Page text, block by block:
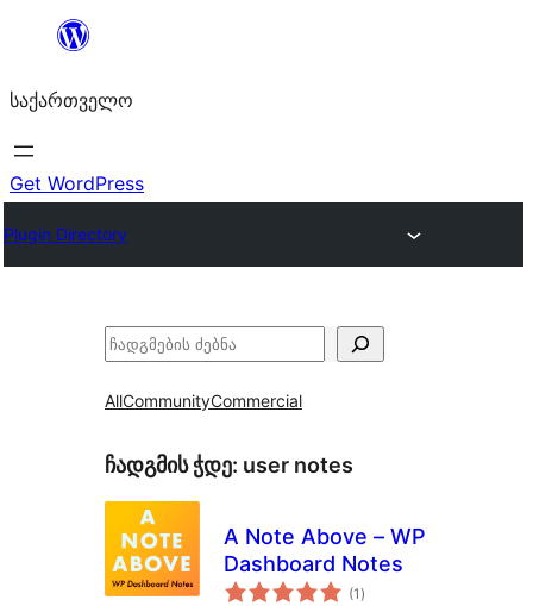
შიგთავსზე
საქართველო
Get WordPress
Plugin Directory
ძებნა
AllCommunityCommercial
ჩადგმის ჭდე: user notes
A Note Above – WP
Dashboard Notes
(1 საერთო
რეიტინგი
)